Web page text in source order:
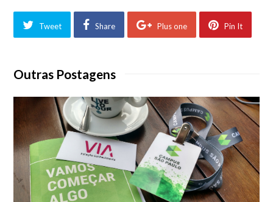
Tweet Share Plus one Pin It
Outras Postagens